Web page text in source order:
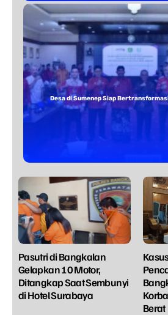
Pasutri di Bangkalan
Gelapkan 10 Motor,
Ditangkap Saat Sembunyi
di Hotel Surabaya
Berat
Desa di Sumenep Siap